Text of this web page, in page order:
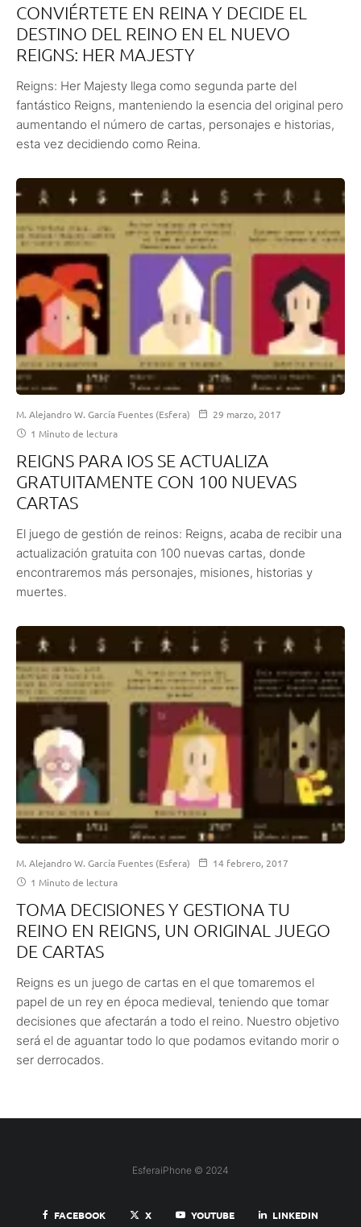
CONVIÉRTETE EN REINA Y DECIDE EL
DESTINO DEL REINO EN EL NUEVO
REIGNS: HER MAJESTY
Reigns: Her Majesty llega como segunda parte del
fantástico Reigns, manteniendo la esencia del original pero
aumentando el número de cartas, personajes e historias,
esta vez decidiendo como Reina.
M. Alejandro W. García Fuentes (Esfera)
29 marzo, 2017
1 Minuto de lectura
REIGNS PARA IOS SE ACTUALIZA
GRATUITAMENTE CON 100 NUEVAS
CARTAS
El juego de gestión de reinos: Reigns, acaba de recibir una
actualización gratuita con 100 nuevas cartas, donde
encontraremos más personajes, misiones, historias y
muertes.
M. Alejandro W. García Fuentes (Esfera)
14 febrero, 2017
1 Minuto de lectura
TOMA DECISIONES Y GESTIONA TU
REINO EN REIGNS, UN ORIGINAL JUEGO
DE CARTAS
Reigns es un juego de cartas en el que tomaremos el
papel de un rey en época medieval, teniendo que tomar
decisiones que afectarán a todo el reino. Nuestro objetivo
será el de aguantar todo lo que podamos evitando morir o
ser derrocados.
EsferaiPhone © 2024
FACEBOOK X YOUTUBE LINKEDIN